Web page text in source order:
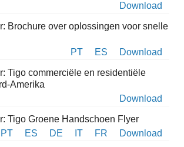
Download
Brochure over oplossingen voor snelle
PT
ES Download
Tigo commerciële en residentiële
Amerika
Download
Tigo Groene Handschoen Flyer
PT ES DE IT FR Download